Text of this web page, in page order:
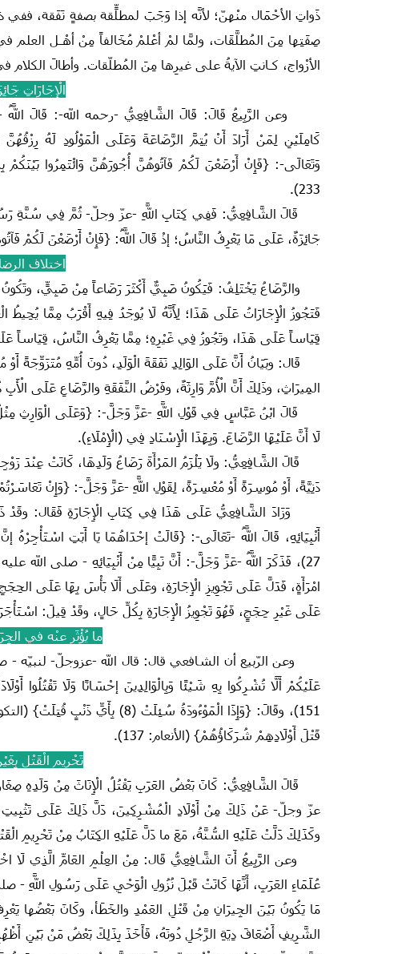
ذَواتِ الأحْمَال منْهنّ؛ لأنَّه إذا وَجَبَ لمطلّقةٍ بصفةٍ نَفَقة،
صِفَتِها مِنَ المُطلَّقَات، ولمَّا لمْ أعْلمْ مُخَالفاً مِنْ أهْـل
الأزْواج، كـانتِ الآيةُ على غيرِها مِنَ المُطلّقات. وأطالَ
الْإِجَارَاتِ
وعن الرَّبِيعُ‏ قَالَ‏:‏ قَالَ الشَّافِعِيُّ -رحمه الله-‏:‏ قَالَ اللَّهُ -
وَتَعَالَى-:‏ ‏{فَإِنْ أَرْضَعْنَ لَكُمْ فَآتُوهُنَّ أُجُورَهُنَّ وَائْتَمِرُوا
233‏).‏
قَالَ الشَّافِعِيُّ:‏ فَفِي كِتَابِ اللَّهِ ‏-عزّ وجلّ- ثُمَّ فِي سُنَّةِ
جَائِزَةٌ، عَلَى مَا يَعْرِفُ النَّاسُ‏؛ إذْ قَالَ اللَّهُ:‏ {فَإِنْ أَرْضَعْنَ لَكُمْ
اختلاف
والرَّضَاعُ يَخْتَلِفُ: فَيَكُونُ صَبِيٌّ أَكْثَرَ رَضَاعاً مِنْ صَبِيٍّ،‏ وتَكُونُ
فَتَجُوزُ الْإِجَارَاتُ عَلَى هَذَا‏‏؛ لِأَنَّهُ لَا يُوجَدُ فِيهِ أَقْرَبُ مِمَّا يُحِيطُ
قِيَاساً عَلَى هَذَا، وتَجُوزُ فِي غَيْرِهِ؛‏ مِمَّا يَعْرِفُ النَّاسُ،‏ قِيَاساً
قَال:‏ وبَيَانُ أَنَّ عَلَى الوَالِدِ‏ نَفَقَةَ الْوَلَدِ، دُونَ أُمِّهِ مُتَزَوِّجَةً
المِيرَاثِ، وذَلِكَ أَنَّ الْأُمَّ وَارِثَةٌ، وفَرْضُ النَّفَقَةِ والرَّضَاعِ عَلَى الْأَبِ‏
لَا أَنَّ عَلَيْهَا الرَّضَاعَ‏.‏ وَبِهَذَا الْإِسْنَادِ فِي ‏(الْإِمْلَاءِ)‏.
قَالَ الشَّافِعِيُّ‏:‏ ولَا يَلْزَمُ المَرْأَةَ رَضَاعُ وَلَدِهَا، كَانَتْ عِنْدَ
دَنِيَّةً،‏ أَوْ مُوسِرَةً أَوْ مُعْسِرَةً‏، لِقَوْلِ اللَّهِ -عَزَّ وَجَلَّ-‏:‏ ‏{وَإِنْ
وَزَادَ الشَّافِعِيُّ عَلَى هَذَا فِي كِتَابِ الْإِجَارَةِ فَقَال‏:‏ وقَدْ
أَنْبِيَائِهِ،‏ قَالَ اللَّهُ -تَعَالَى-‏:‏ ‏{قَالَتْ إحْدَاهُمَا يَا أَبَتِ
27‏)، فَذَكَرَ اللَّهُ ‏-عَزَّ وَجَلَّ-‏:‏ أَنَّ نَبِيًّا مِنْ أَنْبِيَائِهِ ‏- صلى
امْرَأَةٍ‏، فَدَلَّ عَلَى تَجْوِيزِ الْإِجَارَةِ،‏ وعَلَى أَلَا بَأْسَ بِهَا عَلَى
عَلَى غَيْرِ حِجَجٍ، فَهُوَ تَجْوِيزُ الْإِجَارَةِ بِكُلِّ حَالٍ، وقَدْ قِيلَ‏:‏
ما يُؤْثَر عنْه في
وعن الرّبيع أن الشافعي قال: قال الله -عزوجلّ- لنبيّه -
عَلَيْكُمْ أَلَّا تُشْرِكُوا بِهِ شَيْئًا وَبِالْوَالِدِينَ إحْسَانًا وَلَا تَقْتُلُوا
قَتْلَ أَوْلَادِهِمْ شُرَكَاؤُهُمْ} (الأنعام: 137‏).‏
تَحْرِيم الْقَتْلِ
قَالَ الشَّافِعِيُّ‏:‏ كَانَ بَعْضُ العَرَبِ يَقْتُلُ الْإِنَاثَ مِنْ وَلَدِهِ
عزّ وجلّ- عَنْ ذَلِكَ مِنْ أَوْلَادِ الْمُشْرِكِينَ‏، دَلَّ ذَلِكَ عَلَى
وكَذَلِكَ دَلَّتْ عَلَيْهِ السُّنَّةُ،‏ مَعَ ما دَلَّ عَلَيْهِ الكِتَابُ مِنْ تَحْرِيمِ
وعن الرَّبِيعُ أَنَ الشَّافِعِيُّ‏ قَال‏:‏ مِنْ العِلْمِ العَامِّ الَّذِي لَا
عُلَمَاءِ العَرَبِ، أَنَّهَا كَانَتْ قَبْلَ نُزُولِ الْوَحْيِ عَلَى رَسُولِ اللَّهِ ‏-
مَا يَكُونُ بَيْنَ الجِيرَانِ مِنْ قَتْلِ العَمْدِ والخَطَأ، وكَانَ بَعْضُها
الشَّرِيفِ أَضْعَافَ دِيَةِ الرَّجُلِ دُونَهُ، فَأَخَذَ بِذَلِكَ بَعْضُ مَنْ بَيْنِ